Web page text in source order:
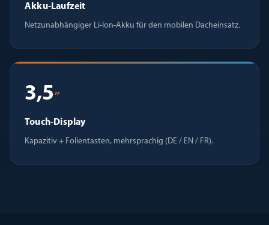
Akku-Laufzeit
Netzunabhängiger Li-Ion-Akku für den mobilen Dacheinsatz.
3,5″
Touch-Display
Kapazitiv + Folientasten, mehrsprachig (DE / EN / FR).